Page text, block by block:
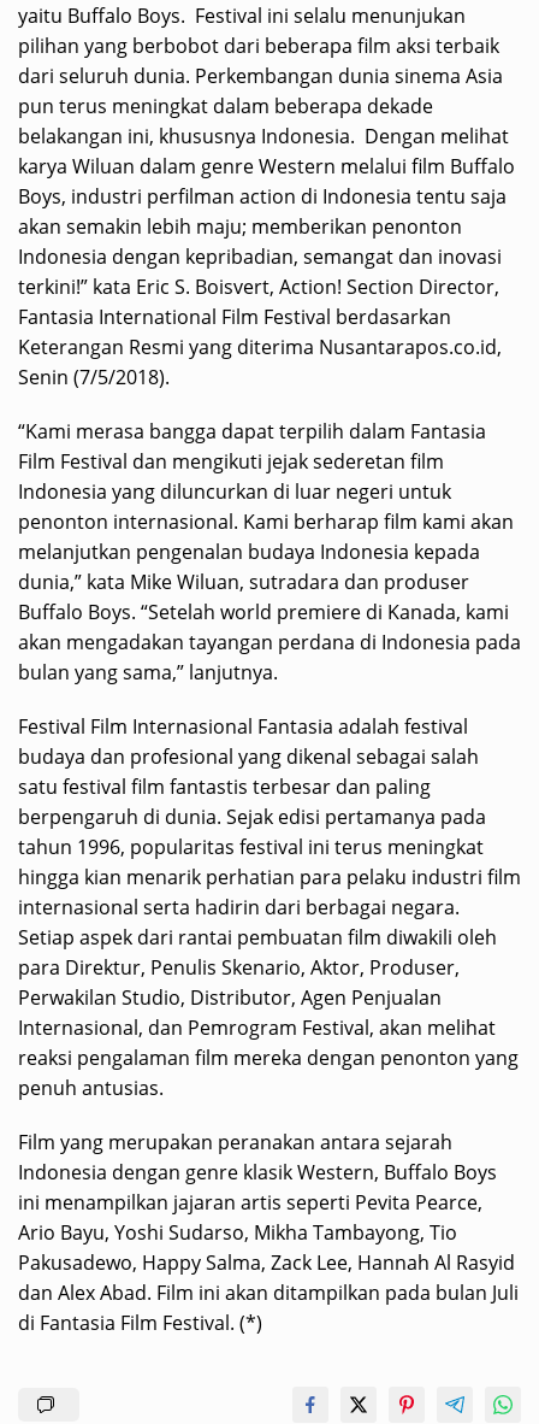
yaitu Buffalo Boys. Festival ini selalu menunjukan
pilihan yang berbobot dari beberapa film aksi terbaik
dari seluruh dunia. Perkembangan dunia sinema Asia
pun terus meningkat dalam beberapa dekade
belakangan ini, khususnya Indonesia. Dengan melihat
karya Wiluan dalam genre Western melalui film Buffalo
Boys, industri perfilman action di Indonesia tentu saja
akan semakin lebih maju; memberikan penonton
Indonesia dengan kepribadian, semangat dan inovasi
terkini!” kata Eric S. Boisvert, Action! Section Director,
Fantasia International Film Festival berdasarkan
Keterangan Resmi yang diterima Nusantarapos.co.id,
Senin (7/5/2018).
“Kami merasa bangga dapat terpilih dalam Fantasia
Film Festival dan mengikuti jejak sederetan film
Indonesia yang diluncurkan di luar negeri untuk
penonton internasional. Kami berharap film kami akan
melanjutkan pengenalan budaya Indonesia kepada
dunia,” kata Mike Wiluan, sutradara dan produser
Buffalo Boys. “Setelah world premiere di Kanada, kami
akan mengadakan tayangan perdana di Indonesia pada
bulan yang sama,” lanjutnya.
Festival Film Internasional Fantasia adalah festival
budaya dan profesional yang dikenal sebagai salah
satu festival film fantastis terbesar dan paling
berpengaruh di dunia. Sejak edisi pertamanya pada
tahun 1996, popularitas festival ini terus meningkat
hingga kian menarik perhatian para pelaku industri film
internasional serta hadirin dari berbagai negara.
Setiap aspek dari rantai pembuatan film diwakili oleh
para Direktur, Penulis Skenario, Aktor, Produser,
Perwakilan Studio, Distributor, Agen Penjualan
Internasional, dan Pemrogram Festival, akan melihat
reaksi pengalaman film mereka dengan penonton yang
penuh antusias.
Film yang merupakan peranakan antara sejarah
Indonesia dengan genre klasik Western, Buffalo Boys
ini menampilkan jajaran artis seperti Pevita Pearce,
Ario Bayu, Yoshi Sudarso, Mikha Tambayong, Tio
Pakusadewo, Happy Salma, Zack Lee, Hannah Al Rasyid
dan Alex Abad. Film ini akan ditampilkan pada bulan Juli
di Fantasia Film Festival. (*)